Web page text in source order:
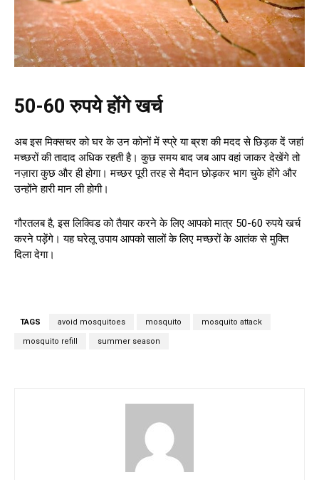
50-60 रुपये होंगे खर्च
अब इस मिक्सचर को घर के उन कोनों में स्प्रे या ब्रश की मदद से छिड़क दें जहां
मच्छरों की तादाद अधिक रहती है। कुछ समय बाद जब आप वहां जाकर देखेंगे तो
नज़ारा कुछ और ही होगा। मच्छर पूरी तरह से मैदान छोड़कर भाग चुके होंगे और
उन्होंने हारी मान ली होगी।
गौरतलब है, इस लिक्विड को तैयार करने के लिए आपको मात्र 50-60 रुपये खर्च
करने पड़ेंगे। यह घरेलू उपाय आपको सालों के लिए मच्छरों के आतंक से मुक्ति
दिला देगा।
TAGS avoid mosquitoes mosquito mosquito attack
mosquito refill summer season